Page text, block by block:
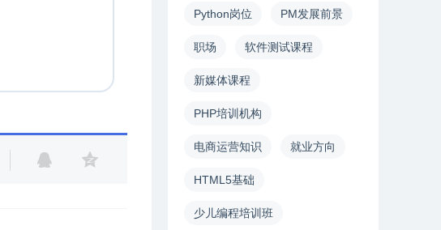
Python岗位 PM发展前景
职场 软件测试课程
新媒体课程
PHP培训机构
电商运营知识 就业方向
HTML5基础
少儿编程培训班